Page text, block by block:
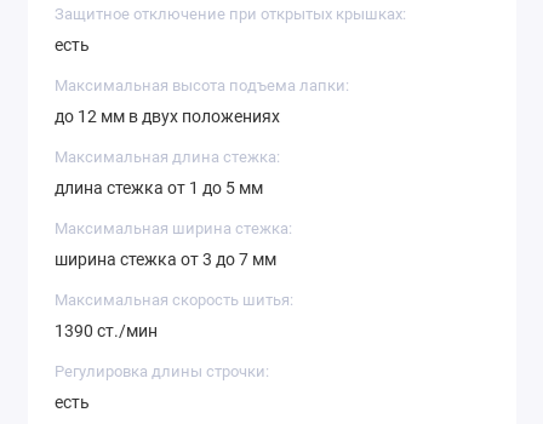
Защитное отключение при открытых крышках:
есть
Максимальная высота подъема лапки:
до 12 мм в двух положениях
Максимальная длина стежка:
длина стежка от 1 до 5 мм
Максимальная ширина стежка:
ширина стежка от 3 до 7 мм
Максимальная скорость шитья:
1390 ст./мин
Регулировка длины строчки:
есть